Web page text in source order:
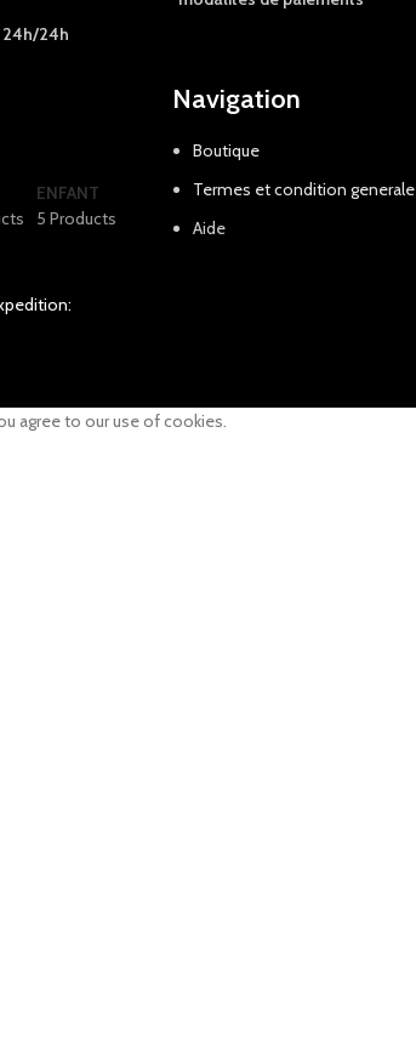
24h/24h
ENFANT
5 Products
Navigation
Boutique
Termes et condition generale
Aide
agree to our use of cookies.